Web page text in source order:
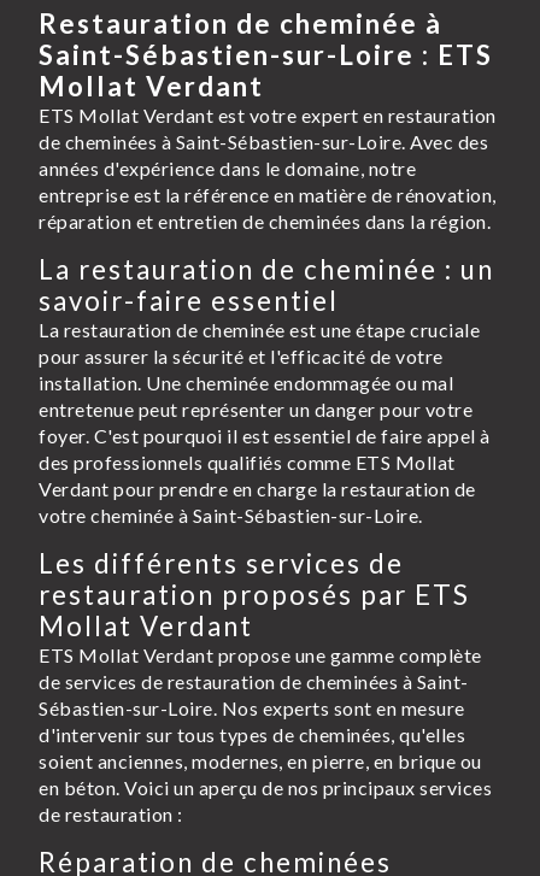
Restauration de cheminée à
Saint-Sébastien-sur-Loire : ETS
Mollat Verdant
ETS Mollat Verdant est votre expert en restauration
de cheminées à Saint-Sébastien-sur-Loire. Avec des
années d'expérience dans le domaine, notre
entreprise est la référence en matière de rénovation,
réparation et entretien de cheminées dans la région.
La restauration de cheminée : un
savoir-faire essentiel
La restauration de cheminée est une étape cruciale
pour assurer la sécurité et l'efficacité de votre
installation. Une cheminée endommagée ou mal
entretenue peut représenter un danger pour votre
foyer. C'est pourquoi il est essentiel de faire appel à
des professionnels qualifiés comme ETS Mollat
Verdant pour prendre en charge la restauration de
votre cheminée à Saint-Sébastien-sur-Loire.
Les différents services de
restauration proposés par ETS
Mollat Verdant
ETS Mollat Verdant propose une gamme complète
de services de restauration de cheminées à Saint-
Sébastien-sur-Loire. Nos experts sont en mesure
d'intervenir sur tous types de cheminées, qu'elles
soient anciennes, modernes, en pierre, en brique ou
en béton. Voici un aperçu de nos principaux services
de restauration :
Réparation de cheminées